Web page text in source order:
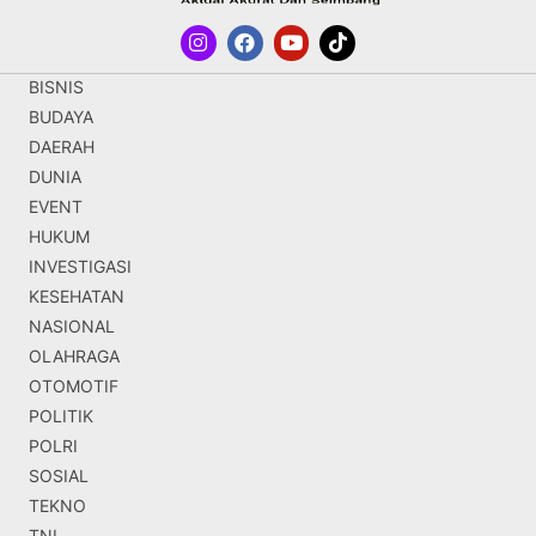
BISNIS
BUDAYA
DAERAH
DUNIA
EVENT
HUKUM
INVESTIGASI
KESEHATAN
NASIONAL
OLAHRAGA
OTOMOTIF
POLITIK
POLRI
SOSIAL
TEKNO